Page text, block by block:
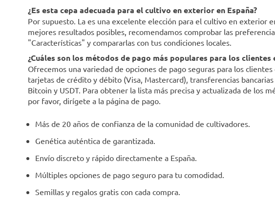
¿Es esta cepa adecuada para el cultivo en exterior en España?
Por supuesto. La es una excelente elección para el cultivo en exterior
mejores resultados posibles, recomendamos comprobar las
"Características" y compararlas con tus condiciones locales.
¿Cuáles son los métodos de pago más populares para los clientes
Ofrecemos una variedad de opciones de pago seguras para los
tarjetas de crédito y débito (Visa, Mastercard), transferencias
Bitcoin y USDT. Para obtener la lista más precisa y actualizada de los
por favor, dirígete a la página de pago.
Más de 20 años de confianza de la comunidad de cultivadores.
Genética auténtica de garantizada.
Envío discreto y rápido directamente a España.
Múltiples opciones de pago seguro para tu comodidad.
Semillas y regalos gratis con cada compra.